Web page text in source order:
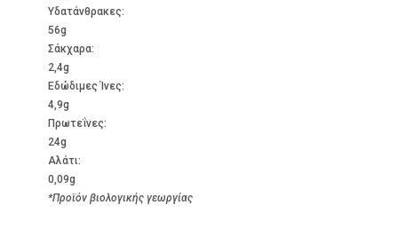
Υδατάνθρακες:
56g
Σάκχαρα:
2,4g
Εδώδιμες Ίνες:
4,9g
Πρωτεΐνες:
24g
Αλάτι:
0,09g
*Προϊόν βιολογικής γεωργίας